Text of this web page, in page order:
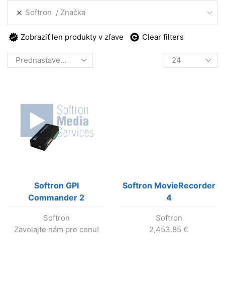
Softron Značka
Zobraziť len produkty v zľave Clear filters
Products
per
Softron GPI
Commander 2
Softron
Zavolajte nám pre cenu!
Softron MovieRecorder
4
Softron
2,453.85 €